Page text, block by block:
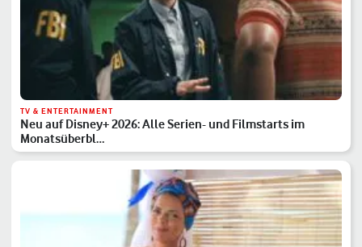
TV & ENTERTAINMENT
Neu auf Disney+ 2026: Alle Serien- und Filmstarts im
Monatsüberbl…